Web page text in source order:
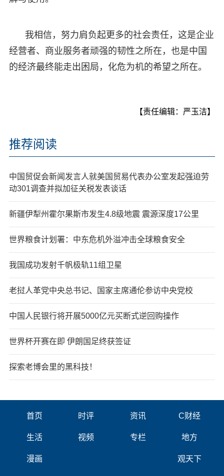
我相信，努力肩负起更多的社会责任，这是企业
经营者、商业服务者顽强的韧性之所在，也是中国
的经济最终能走出困局，化危为机的希望之所在。
【责任编辑：严玉洁】
推荐阅读
中国贸促会新闻发言人就美国贸易代表办公室发起强迫劳
动301调查并拟加征关税发表谈话
新疆伊犁州霍尔果斯市发生4.8级地震 震源深度17公里
世界粮食计划署：中东危机外溢冲击全球粮食安全
我国成功发射千帆极轨11组卫星
老挝人革党中央总书记、国家主席通伦参访中央党校
中国人民银行将开展5000亿元买断式逆回购操作
世界杯开赛在即 伊朗国足终获签证
探索老博会里的黑科技！
首页 时评 资讯 C财经
生活 视频 专栏 地方
漫画 观天下